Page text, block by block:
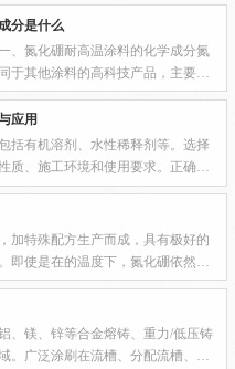
强、不会影响涂...
分是什么
、氮化硼耐高温涂料的化学成分氮
于其他涂料的高科技产品，主要成
。氮化硼是一种优良的高温材料，
、热稳定性、耐...
应用
括有机溶剂、水性稀释剂等。选择
质、施工环境和使用要求。正确使
料的涂装效果和产品质量。一、氮
在选择氮化硼涂...
加特殊配方生产而成，具有极好的
即使是在的温度下，氮化硼依然能
用于铸造、冲压、锻造和粉末冶金
成形操作过程中...
、镁、锌等合金熔铸、重力/低压铸
。广泛涂刷在流槽、分配流槽、铸